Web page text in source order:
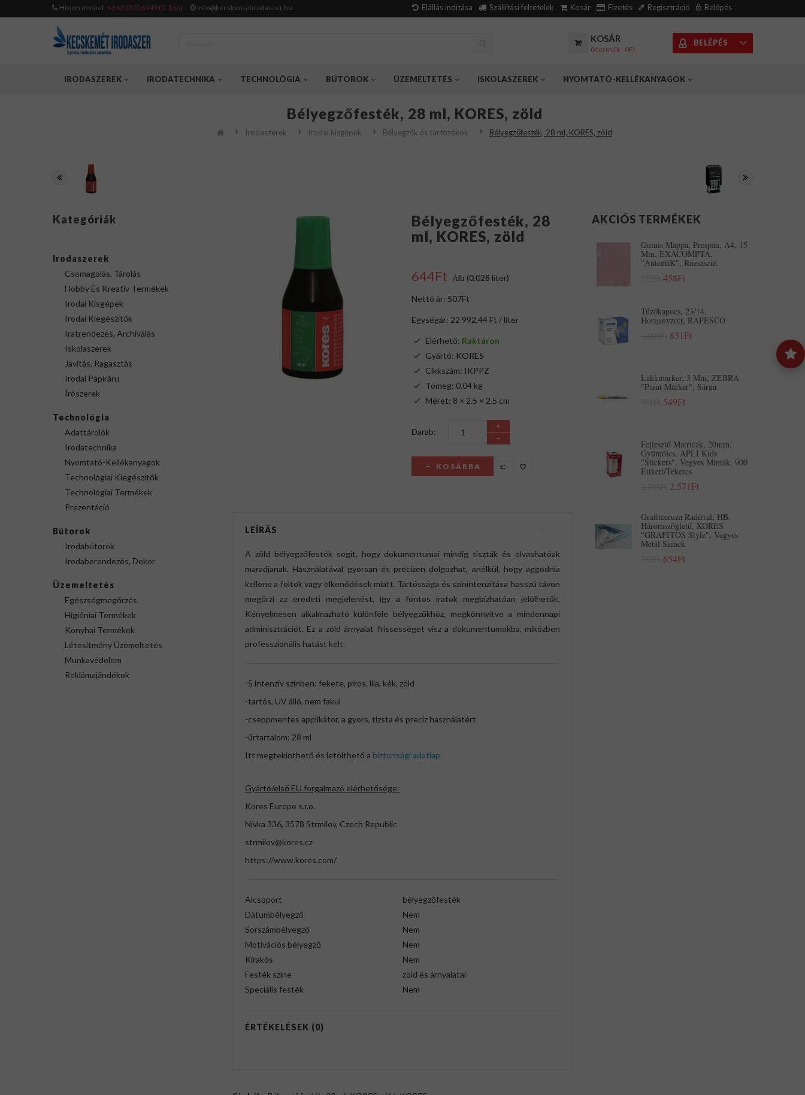
Hívjon minket: +36203956949 (9-16h) info@kecskemetirodaszer.hu Elállás indítása Szállítási feltételek Kosár Fizetés Regisztráció Belépés
KOSÁR
0 termék - 0Ft
BELÉPÉS
IRODASZEREK IRODATECHNIKA TECHNOLÓGIA BÚTOROK ÜZEMELTETÉS ISKOLASZEREK NYOMTATÓ-KELLÉKANYAGOK
Bélyegzőfesték, 28 ml, KORES, zöld
Irodaszerek Irodai kisgépek Bélyegzők és tartozékok Bélyegzőfesték, 28 ml, KORES, zöld
Kategóriák
Irodaszerek
Csomagolás, Tárolás
Hobby És Kreatív Termékek
Irodai Kisgépek
Irodai Kiegészítők
Iratrendezés, Archiválás
Iskolaszerek
Javítás, Ragasztás
Irodai Papíráru
Írószerek
Technológia
Adattárolók
Irodatechnika
Nyomtató-Kellékanyagok
Technológiai Kiegészítők
Technológiai Termékek
Prezentáció
Bútorok
Irodabútorok
Irodaberendezés, Dekor
Üzemeltetés
Egészségmegőrzés
Higiéniai Termékek
Konyhai Termékek
Létesítmény Üzemeltetés
Munkavédelem
Reklámajándékok
Bélyegzőfesték, 28
ml, KORES, zöld
644Ft /db (0.028 liter)
Nettó ár: 507Ft
Egységár: 22 992,44 Ft / liter
Elérhető: Raktáron
Gyártó: KORES
Cikkszám: IKPPZ
Tömeg: 0.04 kg
Méret: 8 × 2.5 × 2.5 cm
Darab:
KOSÁRBA
LEÍRÁS
A zöld bélyegzőfesték segít, hogy dokumentumai mindig tiszták és olvashatóak
maradjanak. Használatával gyorsan és precízen dolgozhat, anélkül, hogy aggódnia
kellene a foltok vagy elkenődések miatt. Tartóssága és színintenzitása hosszú távon
megőrzi az eredeti megjelenést, így a fontos iratok megbízhatóan jelölhetők.
Kényelmesen alkalmazható különféle bélyegzőkhöz, megkönnyítve a mindennapi
adminisztrációt. Ez a zöld árnyalat frissességet visz a dokumentumokba, miközben
professzionális hatást kelt.
-5 intenzív színben: fekete, piros, lila, kék, zöld
-tartós, UV álló, nem fakul
-cseppmentes applikátor, a gyors, tizsta és precíz használatért
-űrtartalom: 28 ml
Itt megtekinthető és letölthető a biztonsági adatlap.
Gyártó/első EU forgalmazó elérhetősége:
Kores Europe s.r.o.
Nivka 336, 3578 Strmilov, Czech Republic
strmilov@kores.cz
https://www.kores.com/
Alcsoport
bélyegzőfesték
Dátumbélyegző
Nem
Sorszámbélyegző
Nem
Motivációs bélyegző
Nem
Kirakós
Nem
Festék színe
zöld és árnyalatai
Speciális festék
Nem
ÉRTÉKELÉSEK (0)
AKCIÓS TERMÉKEK
Gumis Mappa, Prespán, A4, 15
Mm, EXACOMPTA,
"AutentiK", Rózsaszín
458Ft
Tűzőkapocs, 23/14,
Horganyzott, RAPESCO
831Ft
Lakkmarker, 3 Mm, ZEBRA
"Paint Marker", Sárga
549Ft
Fejlesztő Matricák, 20mm,
Gyümölcs, APLI Kids
"Stickers", Vegyes Minták, 900
Etikett/tekercs
2,571Ft
Grafitceruza Radírral, HB,
Háromszögletű, KORES
"GRAFITOS Style", Vegyes
Metál Színek
654Ft